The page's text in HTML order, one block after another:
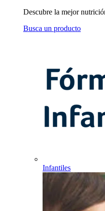
Descubre la mejor
Busca un producto
Infantiles